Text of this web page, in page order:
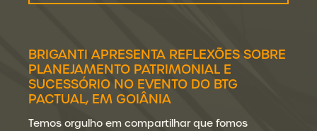
BRIGANTI APRESENTA REFLEXÕES SOBRE
PLANEJAMENTO PATRIMONIAL E
SUCESSÓRIO NO EVENTO DO BTG
PACTUAL, EM GOIÂNIA
Temos orgulho em compartilhar que fomos